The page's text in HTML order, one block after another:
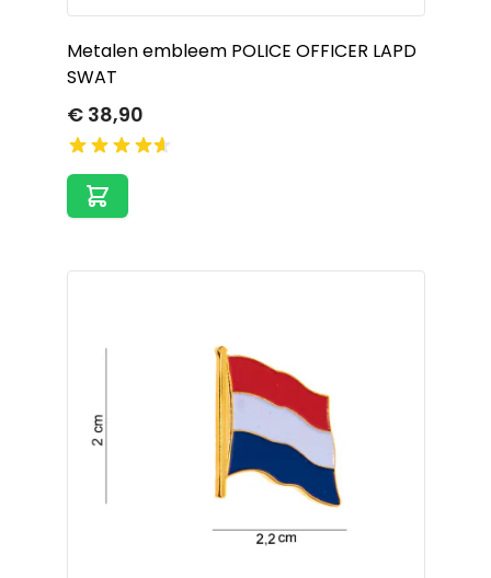
Metalen embleem POLICE OFFICER LAPD
SWAT
€ 38,90